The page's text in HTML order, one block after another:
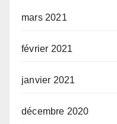
mars 2021
février 2021
janvier 2021
décembre 2020